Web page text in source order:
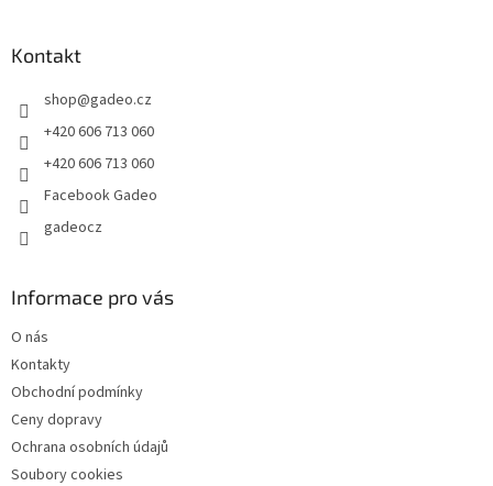
Kontakt
shop@gadeo.cz
+420 606 713 060
+420 606 713 060
Facebook Gadeo
gadeocz
Informace pro vás
O nás
Kontakty
Obchodní podmínky
Ceny dopravy
Ochrana osobních údajů
Soubory cookies